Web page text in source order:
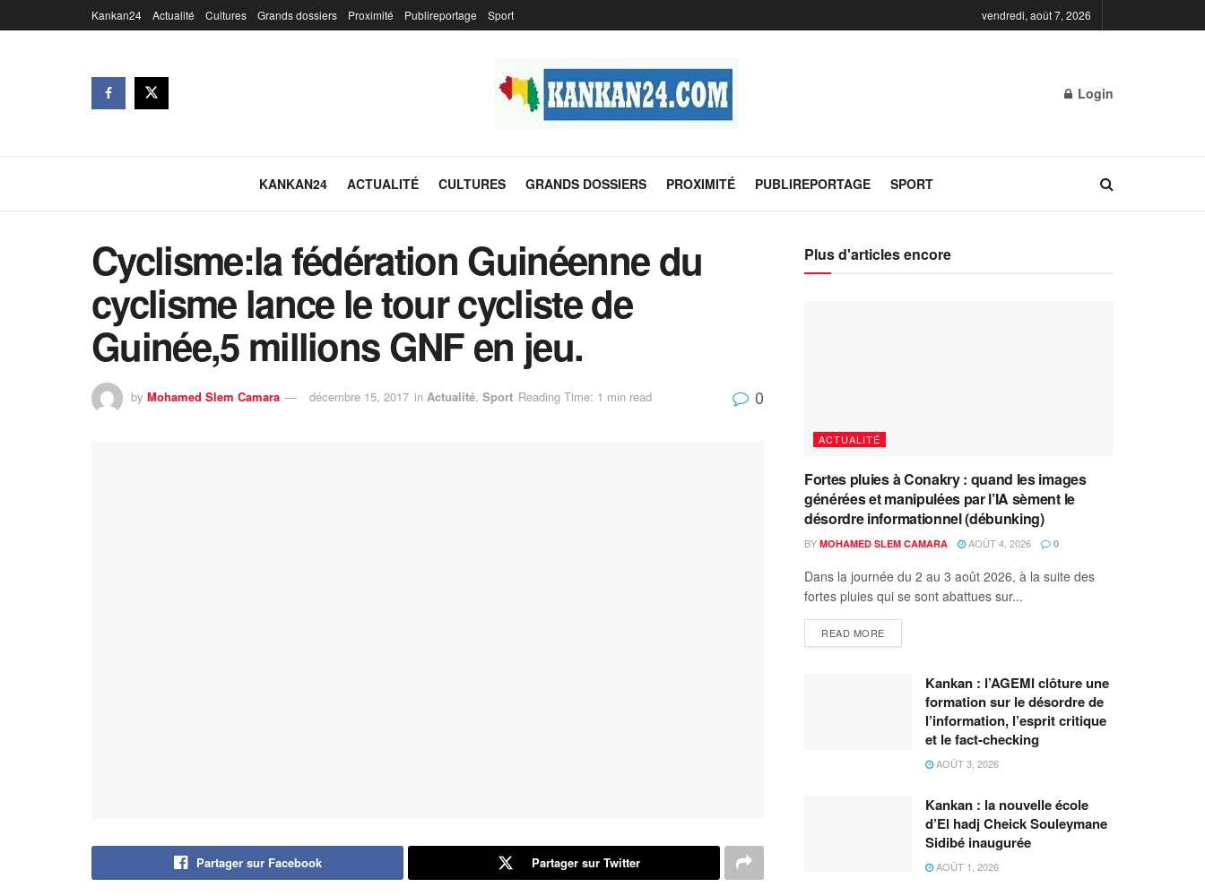
Kankan24 Actualité Cultures Grands dossiers Proximité Publireportage Sport vendredi, août 7, 2026
Login
KANKAN24 ACTUALITÉ CULTURES GRANDS DOSSIERS PROXIMITÉ PUBLIREPORTAGE SPORT
Cyclisme:la fédération Guinéenne du
cyclisme lance le tour cycliste de
Guinée,5 millions GNF en jeu.
by Mohamed Slem Camara décembre 15, 2017 in Actualité, Sport Reading Time: 1 min read 0
Partager sur Facebook Partager sur Twitter
Plus d'articles encore
ACTUALITÉ
Fortes pluies à Conakry : quand les images
générées et manipulées par l’IA sèment le
désordre informationnel (débunking)
BY MOHAMED SLEM CAMARA AOÛT 4, 2026 0
Dans la journée du 2 au 3 août 2026, à la suite des
fortes pluies qui se sont abattues sur...
READ MORE
Kankan : l’AGEMI clôture une
formation sur le désordre de
l’information, l’esprit critique
et le fact-checking
AOÛT 3, 2026
Kankan : la nouvelle école
d’El hadj Cheick Souleymane
Sidibé inaugurée
AOÛT 1, 2026